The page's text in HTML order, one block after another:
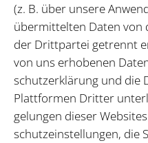
(z. B. über un­se­re
über­mit­tel­ten Da­ten von
der Dritt­par­tei ge­trennt
von uns er­ho­be­nen
schutz­er­klä­rung und die
Platt­for­men Drit­ter
ge­lun­gen die­ser
schutz­ein­stel­lun­gen, die